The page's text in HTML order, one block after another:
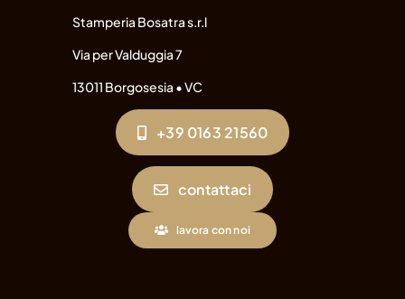
Stamperia Bosatra s.r.l
Via per Valduggia 7
13011 Borgosesia • VC
+39 0163 21560
contattaci
lavora con noi